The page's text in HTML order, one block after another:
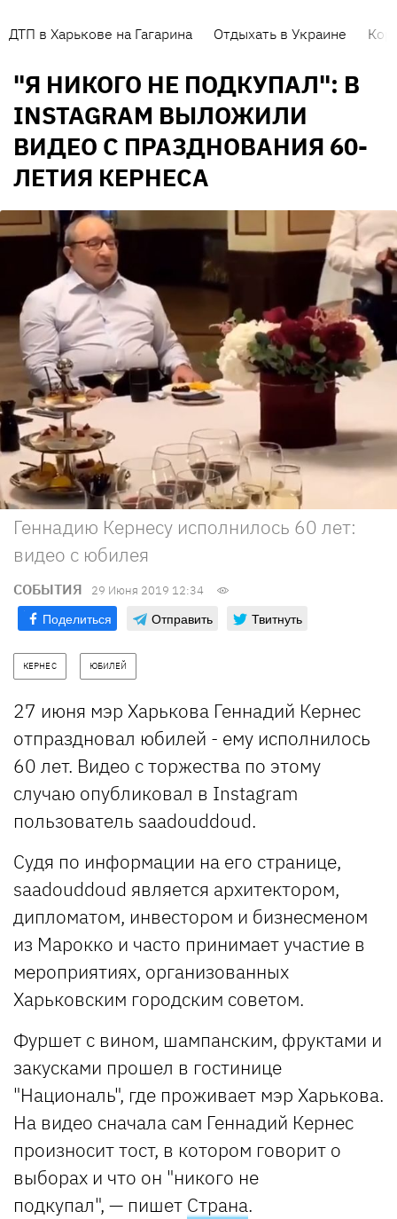
ДТП в Харькове на Гагарина Отдыхать в Украине
"Я НИКОГО НЕ ПОДКУПАЛ": В
INSTAGRAM ВЫЛОЖИЛИ
ВИДЕО С ПРАЗДНОВАНИЯ 60-
ЛЕТИЯ КЕРНЕСА
Геннадию Кернесу исполнилось 60 лет:
видео с юбилея
СОБЫТИЯ 29 Июня 2019 12:34
Поделиться Отправить Твитнуть
КЕРНЕС ЮБИЛЕЙ
27 июня мэр Харькова Геннадий Кернес
отпраздновал юбилей - ему исполнилось
60 лет. Видео с торжества по этому
случаю опубликовал в Instagram
пользователь saadouddoud.
Cудя по информации на его странице,
saadouddoud является архитектором,
дипломатом, инвестором и бизнесменом
из Марокко и часто принимает участие в
мероприятиях, организованных
Харьковским городским советом.
Фуршет с вином, шампанским, фруктами и
закусками прошел в гостинице
"Националь", где проживает мэр Харькова.
На видео сначала сам Геннадий Кернес
произносит тост, в котором говорит о
выборах и что он "никого не
подкупал", — пишет Страна.